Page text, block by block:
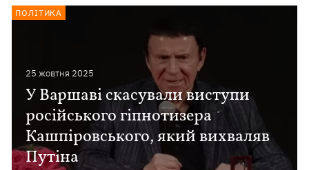
25 жовтня 2025
У Варшаві скасували виступи
російського гіпнотизера
Кашпіровського, який вихваляв
Путіна
ПОЛІТИКА